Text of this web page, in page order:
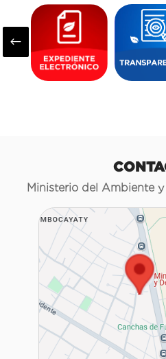
#
Ministerio del Ambiente